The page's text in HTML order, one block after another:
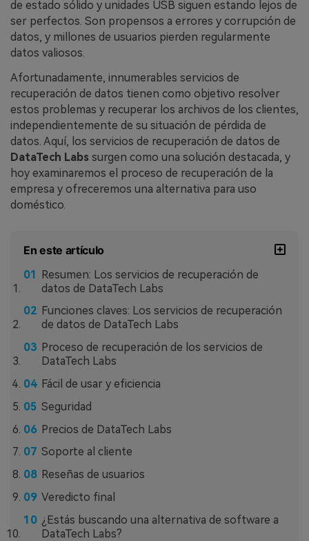
de estado sólido y unidades USB siguen estando lejos de
ser perfectos. Son propensos a errores y corrupción de
datos, y millones de usuarios pierden regularmente
datos valiosos.
Afortunadamente, innumerables servicios de
recuperación de datos tienen como objetivo resolver
estos problemas y recuperar los archivos de los clientes,
independientemente de su situación de pérdida de
datos. Aquí, los servicios de recuperación de datos de
DataTech Labs surgen como una solución destacada, y
hoy examinaremos el proceso de recuperación de la
empresa y ofreceremos una alternativa para uso
doméstico.
En este artículo
Resumen: Los servicios de recuperación de
datos de DataTech Labs
Funciones claves: Los servicios de recuperación
de datos de DataTech Labs
Proceso de recuperación de los servicios de
DataTech Labs
Fácil de usar y eficiencia
Seguridad
Precios de DataTech Labs
Soporte al cliente
Reseñas de usuarios
Veredicto final
¿Estás buscando una alternativa de software a
DataTech Labs?